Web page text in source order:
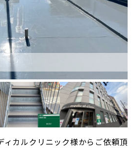
ィカルクリニック様からご依頼頂